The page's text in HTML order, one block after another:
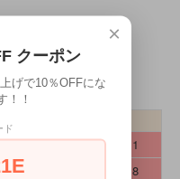
1
8
×
クーポン
げで10％OFFにな
！！
ド